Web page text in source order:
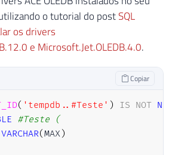
o tutorial do postSQL
os drivers
e Microsoft.Jet.OLEDB.4.0.
Copiar
( 'tempdb..#Teste' ) IS NOT
#Teste (
VARCHAR(MAX)